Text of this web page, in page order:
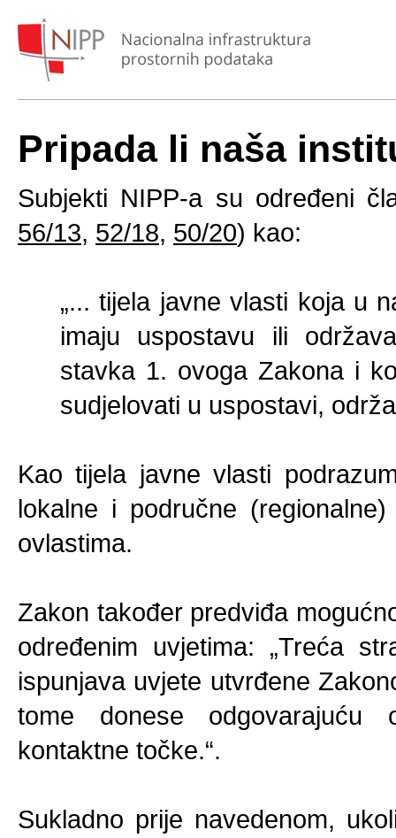
Pripada li naša
Subjekti NIPP-a su određeni
56/13, 52/18, 50/20) kao:
„... tijela javne vlasti koja u
imaju uspostavu ili
stavka 1. ovoga Zakona i
sudjelovati u uspostavi,
Kao tijela javne vlasti
lokalne i područne
ovlastima.
Zakon također predviđa
određenim uvjetima: „Treća
ispunjava uvjete utvrđene
tome donese odgovarajuću
kontaktne točke.“.
Sukladno prije navedenom,